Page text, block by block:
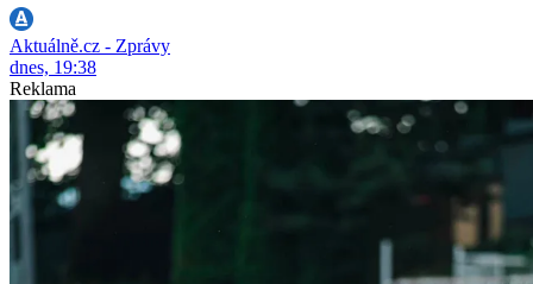
Aktuálně.cz - Zprávy
dnes, 19:38
Reklama